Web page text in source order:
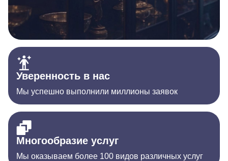
Уверенность в нас
Мы успешно выполнили миллионы заявок
Многообразие услуг
Мы оказываем более 100 видов различных услуг